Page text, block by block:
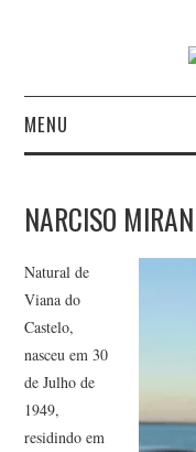
MENU
AUTORES
CONTACTO
POLÍTICA DE
PRIVACIDADE
NARCISO
Natural de
Viana do
Castelo,
nasceu em 30
de Julho de
1949,
residindo em